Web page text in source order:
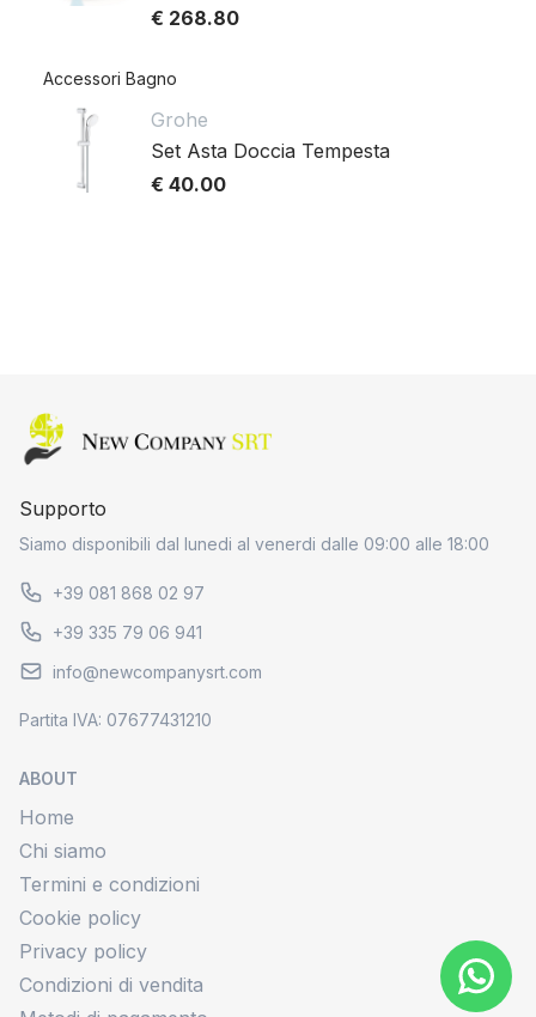
€ 268.80
Accessori Bagno
Grohe
Set Asta Doccia Tempesta
€ 40.00
Home page
ABOUT
Home
Chi siamo
Termini e condizioni
Cookie policy
Privacy policy
Condizioni di vendita
Supporto
Siamo disponibili dal lunedi al venerdi dalle 09:00 alle 18:00
+39 081 868 02 97
+39 335 79 06 941
info@newcompanysrt.com
Partita IVA: 07677431210